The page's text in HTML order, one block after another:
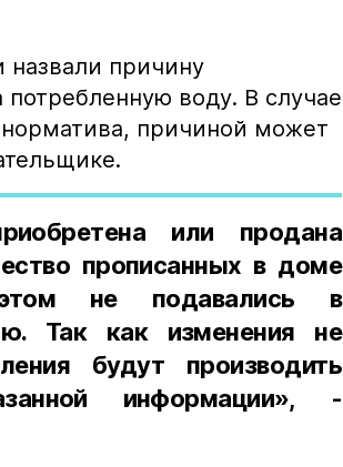
причину
воду. В случае
норматива, причиной может
или продана
прописанных в доме
не подавались в
Так как изменения не
будут производить
информации», -